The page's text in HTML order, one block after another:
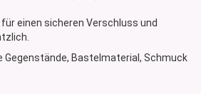
einen sicheren Verschluss und
Gegenstände, Bastelmaterial, Schmuck